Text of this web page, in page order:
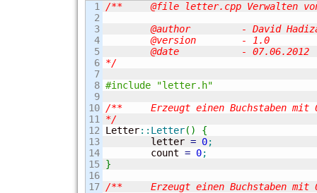
1
2
3
4
5
6
7
8
9
10
11
12
13
14
15
16
17
/**	@file letter.cpp Verwalten von Buchstaben und deren Anzahlen
	@author		- David Hadizadeh
	@version	- 1.0
	@date		- 07.06.2012
*/
#include "letter.h"
/**	Erzeugt einen Buchstaben mit 0 als Wert und 0 als Vorkommens-Anzahl
*/
Letter:: Letter( )
{
	letter
= 0;
	count
= 0;
}
/**	Erzeugt einen Buchstaben mit 0 als Vorkommens-Anzahl